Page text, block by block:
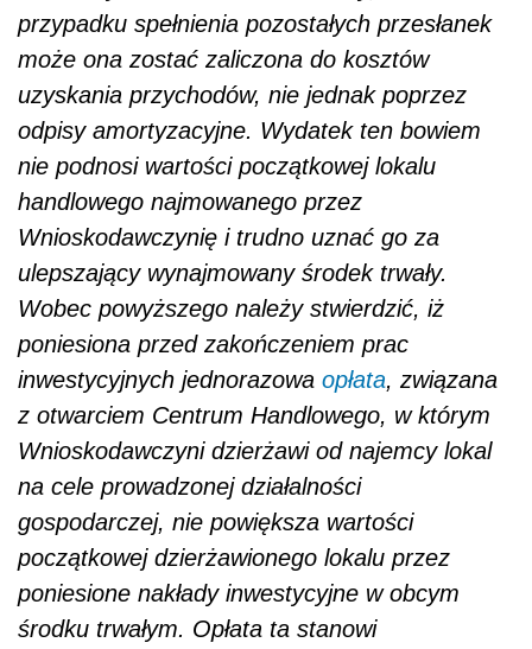
przypadku spełnienia pozostałych przesłanek
może ona zostać zaliczona do kosztów
uzyskania przychodów, nie jednak poprzez
odpisy amortyzacyjne. Wydatek ten bowiem
nie podnosi wartości początkowej lokalu
handlowego najmowanego przez
Wnioskodawczynię i trudno uznać go za
ulepszający wynajmowany środek trwały.
Wobec powyższego należy stwierdzić, iż
poniesiona przed zakończeniem prac
inwestycyjnych jednorazowa opłata, związana
z otwarciem Centrum Handlowego, w którym
Wnioskodawczyni dzierżawi od najemcy lokal
na cele prowadzonej działalności
gospodarczej, nie powiększa wartości
początkowej dzierżawionego lokalu przez
poniesione nakłady inwestycyjne w obcym
środku trwałym. Opłata ta stanowi